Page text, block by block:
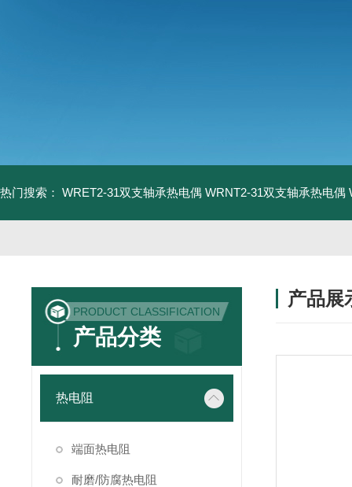
热门搜索： WRET2-31双支轴承热电偶 WRNT2-31双支轴承热电偶
PRODUCT CLASSIFICATION
产品分类
热电阻
端面热电阻
耐磨/防腐热电阻
产品展